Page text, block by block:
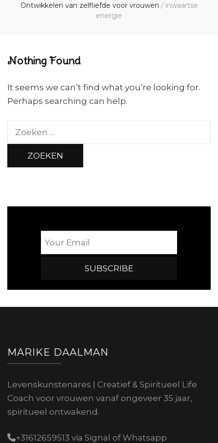
Ontwikkelen van zelfliefde voor vrouwen / inwaartse
energie
Nothing Found
It seems we can’t find what you’re looking for.
Perhaps searching can help.
Zoeken
MARIKE DAALMAN
Levenskunstenares | Creatief & Spiritueel Life
Coach voor vrouwen vanaf ongeveer 35 jaar,
spiritueel ontwakend.
+31612659513 via Signal of Whatsapp